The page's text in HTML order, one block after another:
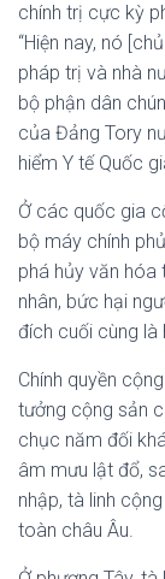
chính trị cực kỳ
“Hiện nay, nó
pháp trị và nhà
bộ phận dân
của Đảng Tory
hiểm Y tế Quốc
Ở các quốc gia
bộ máy chính
phá hủy văn hóa
nhân, bức hại
đích cuối cùng là
Chính quyền
tưởng cộng sản
chục năm đối
âm mưu lật đổ,
nhập, tà linh
toàn châu Âu.